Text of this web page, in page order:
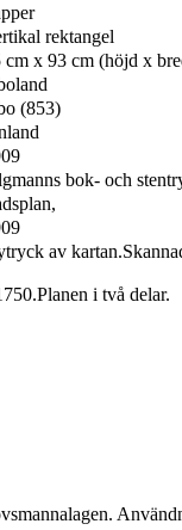
rektangel
cm x 93 cm (höjd x
(853)
bok- och
av
i två delar.